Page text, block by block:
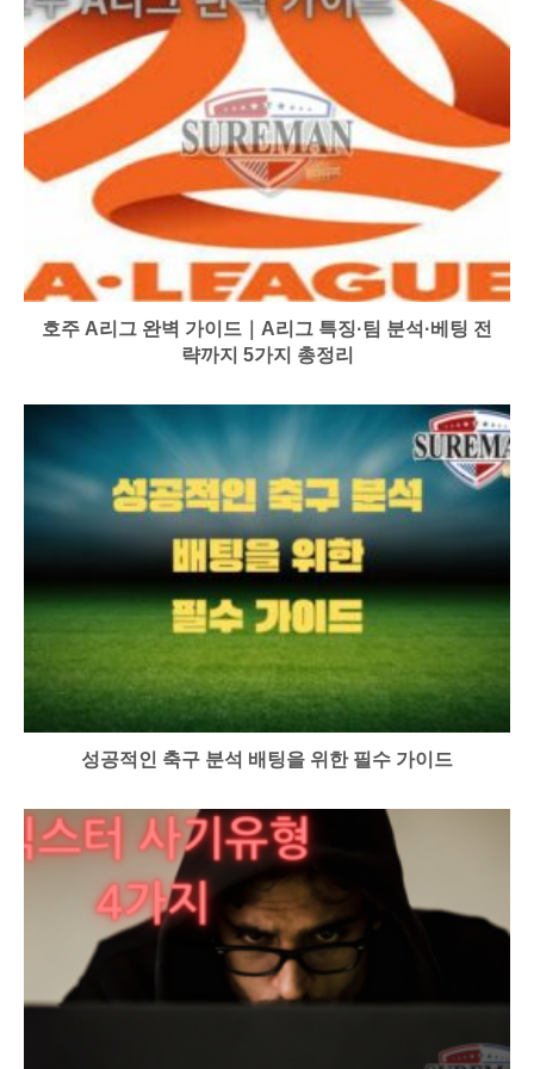
호주 A리그 완벽 가이드｜A리그 특징·팀 분석·베팅 전
략까지 5가지 총정리
성공적인 축구 분석 배팅을 위한 필수 가이드